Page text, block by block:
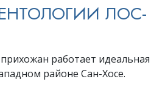
ЛОС-
работает идеальная
районе Сан-Хосе.